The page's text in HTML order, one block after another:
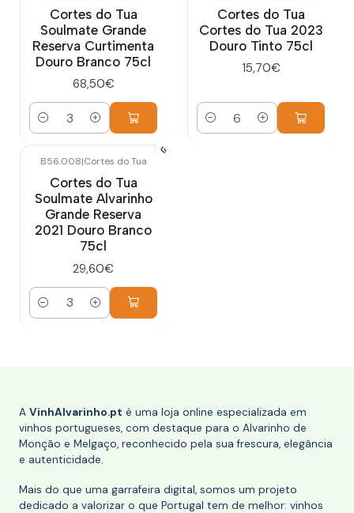
Cortes do Tua
Soulmate Grande
Reserva Curtimenta
Douro Branco 75cl
68,50€
Quantidade
Cortes do Tua
Cortes do Tua 2023
Douro Tinto 75cl
15,70€
Quantidade
B56.008|Cortes do Tua
Cortes do Tua
Soulmate Alvarinho
Grande Reserva
2021 Douro Branco
75cl
29,60€
Quantidade
A VinhAlvarinho.pt é uma loja online especializada em
vinhos portugueses, com destaque para o Alvarinho de
Monção e Melgaço, reconhecido pela sua frescura, elegância
e autenticidade.
Mais do que uma garrafeira digital, somos um projeto
dedicado a valorizar o que Portugal tem de melhor: vinhos